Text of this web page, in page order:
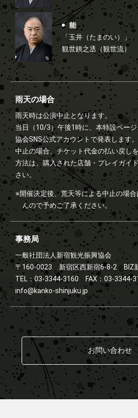
能
「玉井（たまのい）」
観世銕之丞（観世流）
雨天の場合
雨天時は公演中止となります。
当日（10/3）午後1時に、本特設ペー
協会SNS公式アカウントで発表します。
中止の場合、チケット代金の払い戻し
方法は、購入された店舗・プレイガイ
さい。
※開催決定後、荒天等による中止の場
んので予めご了承ください。
事務局
一般社団法人新宿観光振興協会
〒160-0023 新宿区西新宿6-8-2 BIZ
TEL：03-3344-3160 FAX：03-3344-
info@kanko-shinjuku.jp
お問い合わせ